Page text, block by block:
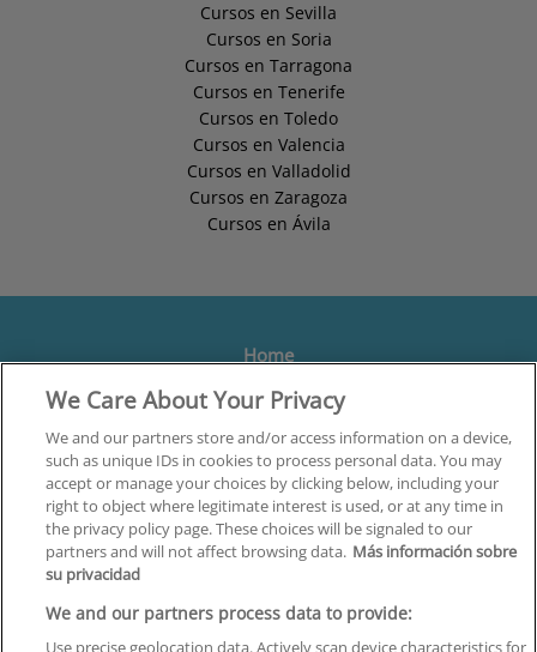
Cursos en Sevilla
Cursos en Soria
Cursos en Tarragona
Cursos en Tenerife
Cursos en Toledo
Cursos en Valencia
Cursos en Valladolid
Cursos en Zaragoza
Cursos en Ávila
Home
Formación
Centros
Orientación
Quiénes somos
Contacta
Aviso Legal
Política de Privacidad
We Care About Your Privacy
We and our partners store and/or access information on a device,
such as unique IDs in cookies to process personal data. You may
accept or manage your choices by clicking below, including your
right to object where legitimate interest is used, or at any time in
the privacy policy page. These choices will be signaled to our
partners and will not affect browsing data. Más información sobre
su privacidad
We and our partners process data to provide:
Use precise geolocation data. Actively scan device characteristics for